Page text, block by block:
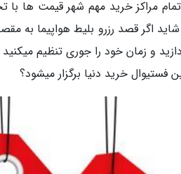
مراکز خرید مهم شهر قیمت ها با
اگر قصد رزرو بلیط هواپیما به
و زمان خود را جوری تنظیم
فستیوال خرید دنیا برگزار میشود؟